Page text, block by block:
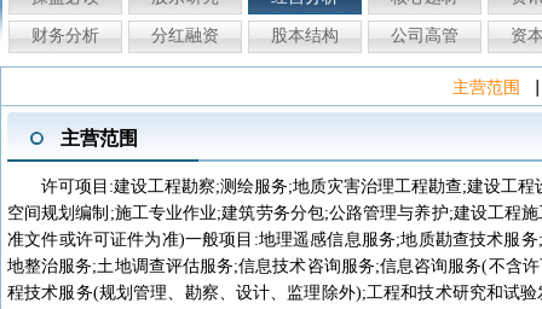
财务分析 分红融资 股本结构 公司高管 资
主营范围
主营范围
许可项目:建设工程勘察;测绘服务;地质灾害治理工程勘查;建设工
空间规划编制;施工专业作业;建筑劳务分包;公路管理与养护;建设工程
准文件或许可证件为准)一般项目:地理遥感信息服务;地质勘查技术服
地整治服务;土地调查评估服务;信息技术咨询服务;信息咨询服务(不含
程技术服务(规划管理、勘察、设计、监理除外);工程和技术研究和试